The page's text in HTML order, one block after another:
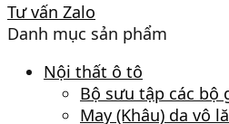
Tư vấn Zalo
Danh mục sản phẩm
Nội thất ô tô
Bộ sưu tập các bộ
May (Khâu) da vô